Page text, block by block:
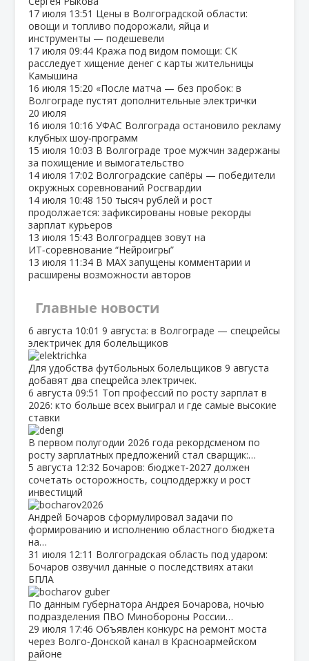
17 июля 13:51 Цены в Волгоградской области:
овощи и топливо подорожали, яйца и
инструменты — подешевели
17 июля 09:44 Кража под видом помощи: СК
расследует хищение денег с карты жительницы
Камышина
16 июля 15:20 «После матча — без пробок: в
Волгограде пустят дополнительные электрички
20 июля
16 июля 10:16 УФАС Волгограда остановило рекламу
клубных шоу‑программ
15 июля 10:03 В Волгограде трое мужчин задержаны
за похищение и вымогательство
14 июля 17:02 Волгоградские сапёры — победители
окружных соревнований Росгвардии
14 июля 10:48 150 тысяч рублей и рост
продолжается: зафиксированы новые рекорды
зарплат курьеров
13 июля 15:43 Волгоградцев зовут на
ИТ‑соревнование “Нейроигры”
13 июля 11:34 В МАХ запущены комментарии и
расширены возможности авторов
Главные новости
6 августа 10:01 9 августа: в Волгограде — спецрейсы
электричек для болельщиков
Для удобства футбольных болельщиков 9 августа
добавят два спецрейса электричек.
6 августа 09:51 Топ профессий по росту зарплат в
2026: кто больше всех выиграл и где самые высокие
ставки
В первом полугодии 2026 года рекордсменом по
росту зарплатных предложений стал сварщик:…
5 августа 12:32 Бочаров: бюджет‑2027 должен
сочетать осторожность, соцподдержку и рост
инвестиций
Андрей Бочаров сформулировал задачи по
формированию и исполнению областного бюджета
на…
31 июля 12:11 Волгоградская область под ударом:
Бочаров озвучил данные о последствиях атаки
БПЛА
По данным губернатора Андрея Бочарова, ночью
подразделения ПВО Минобороны России…
29 июля 17:46 Объявлен конкурс на ремонт моста
через Волго‑Донской канал в Красноармейском
районе